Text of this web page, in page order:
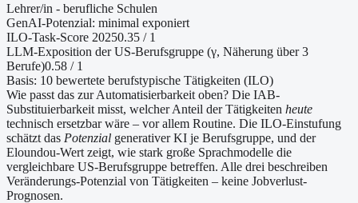
Lehrer/in - berufliche Schulen
GenAI-Potenzial: minimal exponiert
ILO-Task-Score 20250.35 / 1
LLM-Exposition der US-Berufsgruppe (γ, Näherung über 3
Berufe)0.58 / 1
Basis: 10 bewertete berufstypische Tätigkeiten (ILO)
Wie passt das zur Automatisierbarkeit oben? Die IAB-
Substituierbarkeit misst, welcher Anteil der Tätigkeiten heute
technisch ersetzbar wäre – vor allem Routine. Die ILO-Einstufung
schätzt das Potenzial generativer KI je Berufsgruppe, und der
Eloundou-Wert zeigt, wie stark große Sprachmodelle die
vergleichbare US-Berufsgruppe betreffen. Alle drei beschreiben
Veränderungs-Potenzial von Tätigkeiten – keine Jobverlust-
Prognosen.